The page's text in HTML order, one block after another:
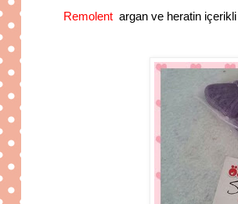
Remolent argan ve heratin